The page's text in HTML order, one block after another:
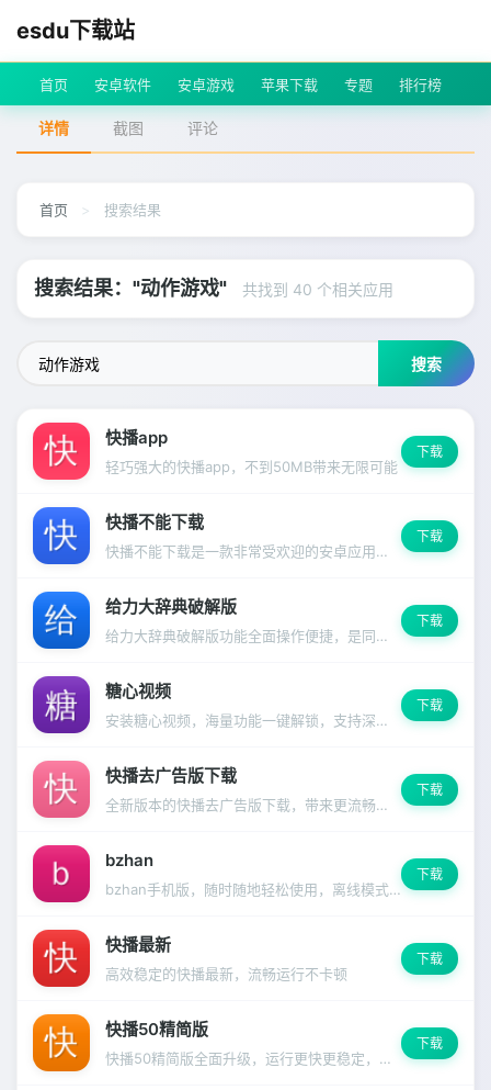
esdu下载站
首页 安卓软件 安卓游戏 苹果下载 专题 排行榜
详情 截图 评论
首页 > 搜索结果
搜索结果："动作游戏" 共找到 40 个相关应用
搜索
快播app
轻巧强大的快播app，不到50MB带来无限可能
下载
快播不能下载
快播不能下载是一款非常受欢迎的安卓应用，功能强大且操作简便，深受千万用户信赖。
下载
给力大辞典破解版
给力大辞典破解版功能全面操作便捷，是同类应用中的佼佼者。
下载
糖心视频
安装糖心视频，海量功能一键解锁，支持深色模式和多语言切换。
下载
快播去广告版下载
全新版本的快播去广告版下载，带来更流畅的使用体验和更多实用功能，界面焕然一新。
下载
bzhan
bzhan手机版，随时随地轻松使用，离线模式同样精彩。
下载
快播最新
高效稳定的快播最新，流畅运行不卡顿
下载
快播50精简版
快播50精简版全面升级，运行更快更稳定，启动速度明显提升。
下载